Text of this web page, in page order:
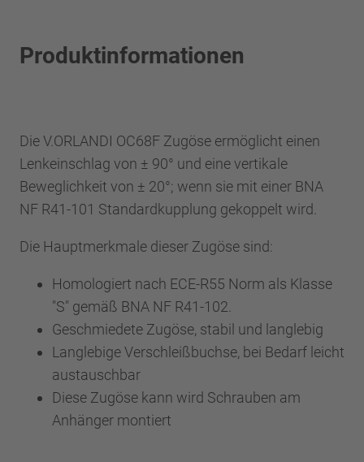
Produktinformationen
Die V.ORLANDI OC68F Zugöse ermöglicht einen
Lenkeinschlag von ± 90° und eine vertikale
Beweglichkeit von ± 20°; wenn sie mit einer BNA
NF R41-101 Standardkupplung gekoppelt wird.
Die Hauptmerkmale dieser Zugöse sind:
Homologiert nach ECE-R55 Norm als Klasse
"S" gemäß BNA NF R41-102.
Geschmiedete Zugöse, stabil und langlebig
Langlebige Verschleißbuchse, bei Bedarf leicht
austauschbar
Diese Zugöse kann wird Schrauben am
Anhänger montiert